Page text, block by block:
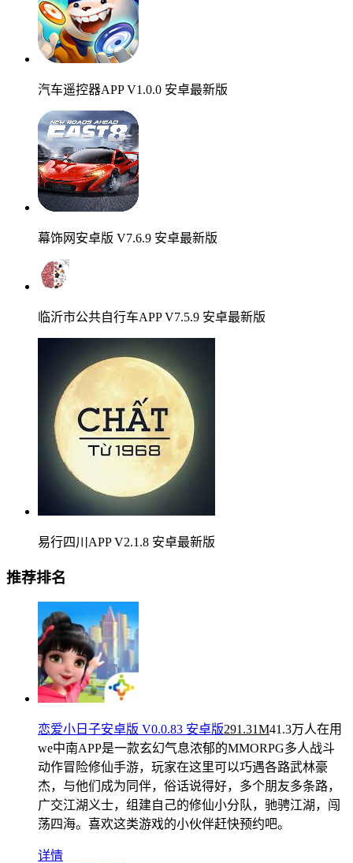
汽车遥控器APP V1.0.0 安卓最新版
幕饰网安卓版 V7.6.9 安卓最新版
临沂市公共自行车APP V7.5.9 安卓最新版
易行四川APP V2.1.8 安卓最新版
推荐排名
恋爱小日子安卓版 V0.0.83 安卓版291.31M41.3万人在用
we中南APP是一款玄幻气息浓郁的MMORPG多人战斗
动作冒险修仙手游，玩家在这里可以巧遇各路武林豪
杰，与他们成为同伴，俗话说得好，多个朋友多条路，
广交江湖义士，组建自己的修仙小分队，驰骋江湖，闯
荡四海。喜欢这类游戏的小伙伴赶快预约吧。
详情